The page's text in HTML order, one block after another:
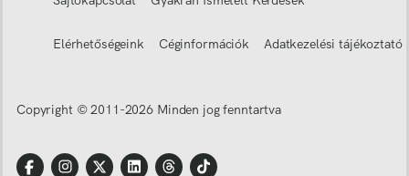
Elérhetőségeink Céginformációk Adatkezelési tájékoztató
Copyright © 2011-2026 Minden jog fenntartva